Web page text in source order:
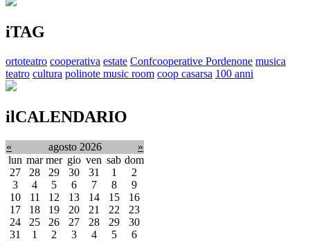
iTAG
ortoteatro cooperativa estate Confcooperative Pordenone musica
teatro cultura polinote music room coop casarsa 100 anni
ilCALENDARIO
« agosto 2026
»
lun mar mer gio ven sab dom
27
28 29 30 31 1
2
3
4 5 6 7 8
9
10
11 12 13 14 15
16
17
18 19 20 21 22
23
24
25 26 27 28 29
30
31
1 2 3 4 5 6